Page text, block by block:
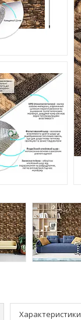
Характеристики